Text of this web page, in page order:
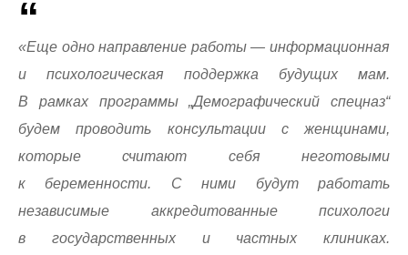
«Еще одно направление работы — информационная
и психологическая поддержка будущих мам.
В рамках программы „Демографический спецназ“
будем проводить консультации с женщинами,
которые считают себя неготовыми
к беременности. С ними будут работать
независимые аккредитованные психологи
в государственных и частных клиниках.